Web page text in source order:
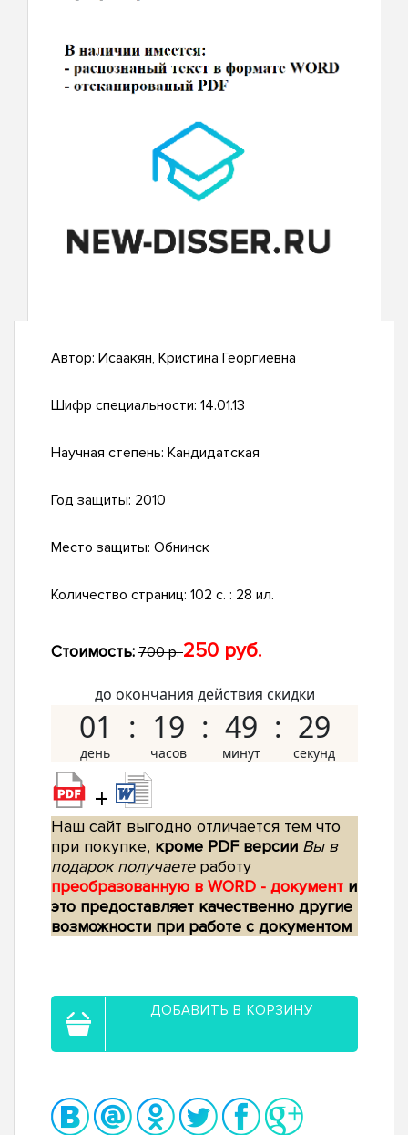
Автор: Исаакян, Кристина Георгиевна
Шифр специальности: 14.01.13
Научная степень: Кандидатская
Год защиты: 2010
Место защиты: Обнинск
Количество страниц: 102 с. : 28 ил.
Стоимость: 700 р.250 руб.
до окончания действия скидки
01 19 49 28
+
Наш сайт выгодно отличается тем что
при покупке, кроме PDF версии Вы в
подарок получаетеработу
преобразованную в WORD - документ и
это предоставляет качественно другие
возможности при работе с документом
ДОБАВИТЬ В КОРЗИНУ